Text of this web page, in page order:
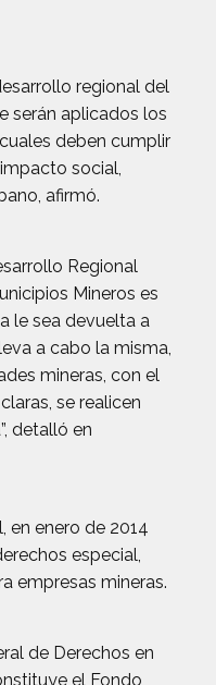
regional del
serán aplicados los
deben cumplir
social,
afirmó.
Regional
Mineros es
le sea devuelta a
a cabo la misma,
mineras, con el
se realicen
detalló en
en enero de 2014
especial,
empresas mineras.
de Derechos en
el Fondo